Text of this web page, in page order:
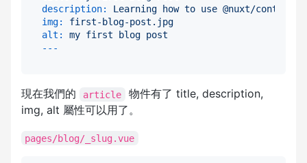
description:
Learning how to use @nuxt/content
img:
first-blog-post.jpg
alt:
my first blog post
現在我們的 article
物件有了 title, description,
img, alt 屬性可以用了。
pages/blog/_slug.vue